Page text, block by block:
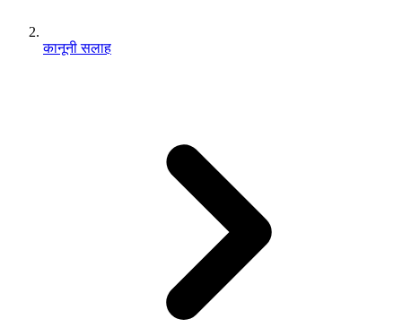
कानूनी सलाह